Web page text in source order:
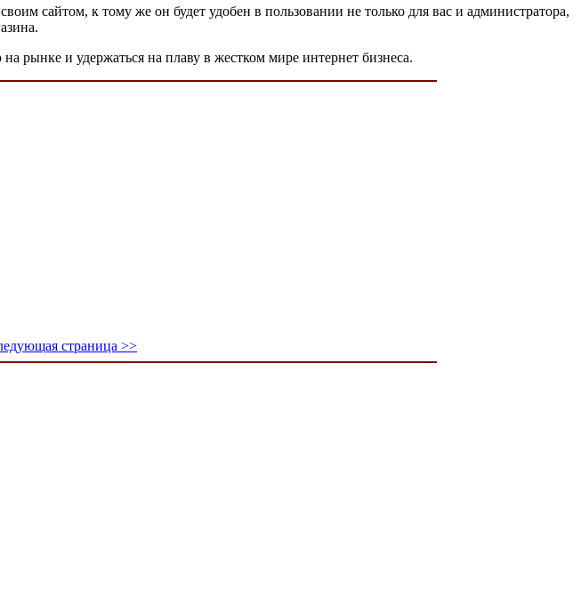
сайтом, к тому же он будет удобен в пользовании не только для вас и администратора,
рынке и удержаться на плаву в жестком мире интернет бизнеса.
страница >>